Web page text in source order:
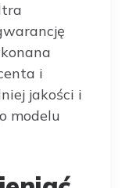
i
jakości i
modelu